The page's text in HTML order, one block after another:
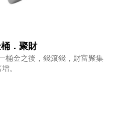
．聚財
桶金之後，錢滾錢，財富聚集
。